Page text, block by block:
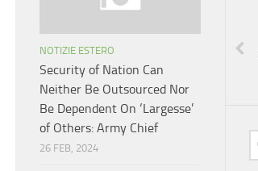
NOTIZIE ESTERO
Security of Nation Can
Neither Be Outsourced Nor
Be Dependent On ‘Largesse’
of Others: Army Chief
26 FEB, 2024